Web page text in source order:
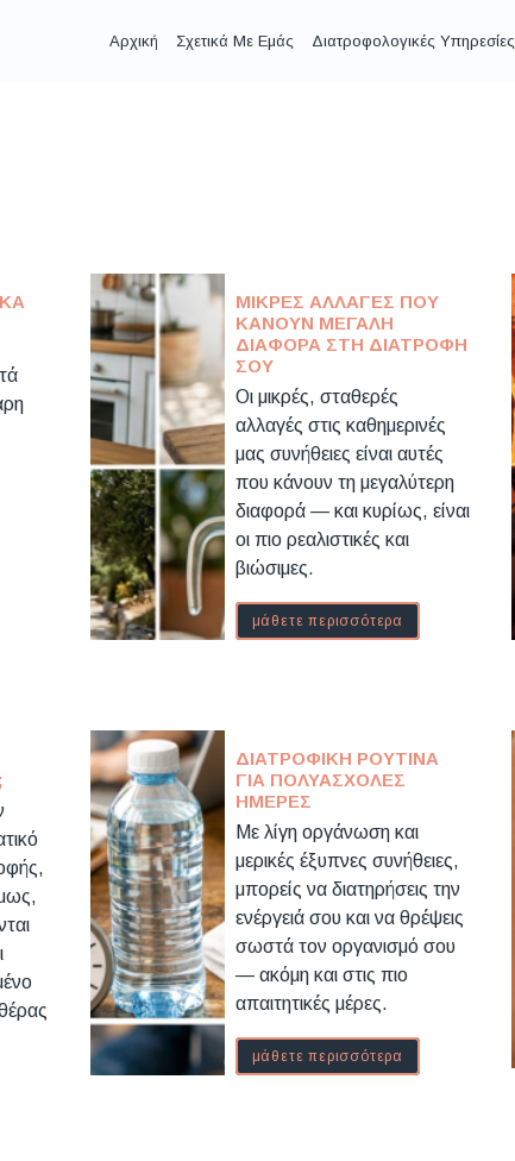
Αρχική Σχετικά Με Εμάς Διατροφολογικές Υπηρεσίες
ΜΙΚΡΈΣ ΑΛΛΑΓΈΣ ΠΟΥ
ΚΆΝΟΥΝ ΜΕΓΆΛΗ
ΔΙΑΦΟΡΆ ΣΤΗ ΔΙΑΤΡΟΦΉ
ΣΟΥ
Oι μικρές, σταθερές
αλλαγές στις καθημερινές
μας συνήθειες είναι αυτές
που κάνουν τη μεγαλύτερη
διαφορά — και κυρίως, είναι
οι πιο ρεαλιστικές και
βιώσιμες.
μάθετε περισσότερα
ΔΙΑΤΡΟΦΙΚΉ ΡΟΥΤΊΝΑ
ΓΙΑ ΠΟΛΥΆΣΧΟΛΕΣ
ΗΜΈΡΕΣ
Με λίγη οργάνωση και
μερικές έξυπνες συνήθειες,
μπορείς να διατηρήσεις την
ενέργειά σου και να θρέψεις
σωστά τον οργανισμό σου
— ακόμη και στις πιο
απαιτητικές μέρες.
μάθετε περισσότερα